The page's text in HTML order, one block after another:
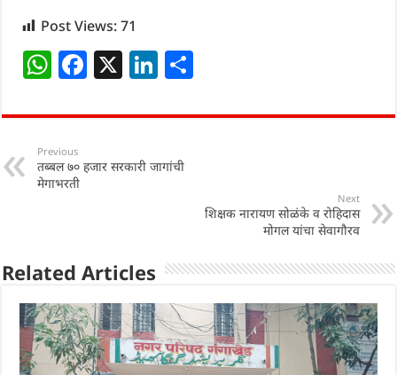
Post Views:71
W
at
s
A
F
c
b
k
X Li
k
dI
ar
Previous
तब्बल ७० हजार सरकारी जागांची
मेगाभरती
Next
शिक्षक नारायण सोळंके व रोहिदास
मोगल यांचा सेवागौरव
Related Articles